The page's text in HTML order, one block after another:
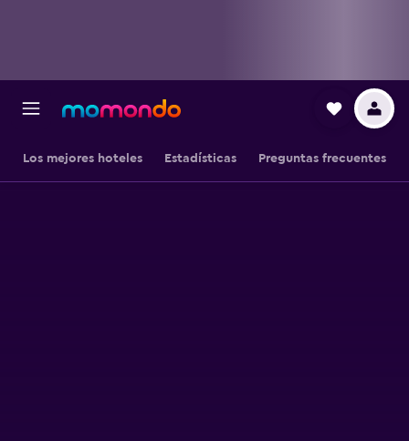
Los mejores hoteles Estadísticas Preguntas frecuentes